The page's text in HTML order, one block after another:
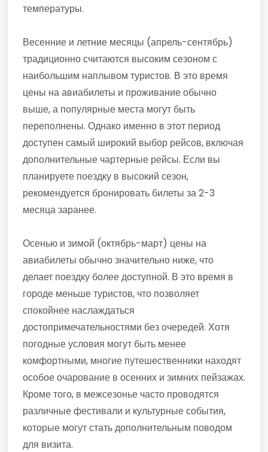
температуры.
Весенние и летние месяцы (апрель-сентябрь)
традиционно считаются высоким сезоном с
наибольшим наплывом туристов. В это время
цены на авиабилеты и проживание обычно
выше, а популярные места могут быть
переполнены. Однако именно в этот период
доступен самый широкий выбор рейсов, включая
дополнительные чартерные рейсы. Если вы
планируете поездку в высокий сезон,
рекомендуется бронировать билеты за 2-3
месяца заранее.
Осенью и зимой (октябрь-март) цены на
авиабилеты обычно значительно ниже, что
делает поездку более доступной. В это время в
городе меньше туристов, что позволяет
спокойнее наслаждаться
достопримечательностями без очередей. Хотя
погодные условия могут быть менее
комфортными, многие путешественники находят
особое очарование в осенних и зимних пейзажах.
Кроме того, в межсезонье часто проводятся
различные фестивали и культурные события,
которые могут стать дополнительным поводом
для визита.